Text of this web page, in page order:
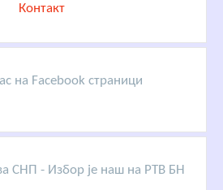
Контакт
на Facebook страници
СНП - Избор је наш на РТВ БН